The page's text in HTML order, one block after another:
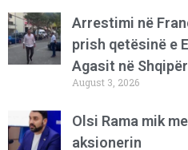
Arrestimi në
prish qetësinë e
Agasit në
August 3, 2026
Olsi Rama mik me
aksionerin